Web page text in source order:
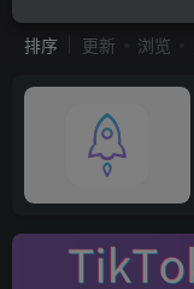
排序 更新 浏览